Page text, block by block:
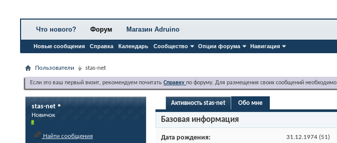
Что нового? Форум
Новые сообщения Справка Календарь Сообщество Опции форума Навигация
Магазин Adruino
Пользователи stas-net
Если это ваш первый визит, рекомендуем почитать Справку по форуму. Для размещения своих сообщений необходимо
stas-net
Новичок
Найти сообщения
Активность stas-net Обо мне
Базовая информация
Дата рождения 31.12.1974 (51)